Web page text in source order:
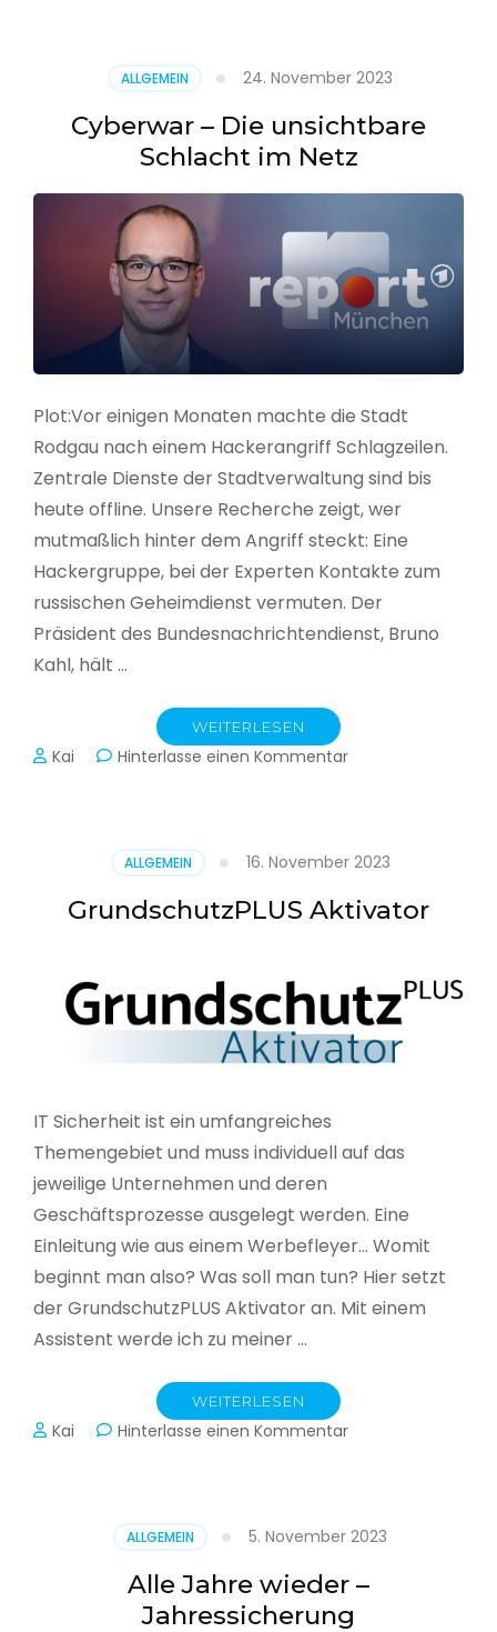
ALLGEMEIN 24. November 2023
Cyberwar – Die unsichtbare
Schlacht im Netz
Plot:Vor einigen Monaten machte die Stadt
Rodgau nach einem Hackerangriff Schlagzeilen.
Zentrale Dienste der Stadtverwaltung sind bis
heute offline. Unsere Recherche zeigt, wer
mutmaßlich hinter dem Angriff steckt: Eine
Hackergruppe, bei der Experten Kontakte zum
russischen Geheimdienst vermuten. Der
Präsident des Bundesnachrichtendienst, Bruno
Kahl, hält …
WEITERLESEN
Kai Hinterlasse einen Kommentarzu
Schlacht
im
Netz
ALLGEMEIN 16. November 2023
GrundschutzPLUS Aktivator
IT Sicherheit ist ein umfangreiches
Themengebiet und muss individuell auf das
jeweilige Unternehmen und deren
Geschäftsprozesse ausgelegt werden. Eine
Einleitung wie aus einem Werbefleyer… Womit
beginnt man also? Was soll man tun? Hier setzt
der GrundschutzPLUS Aktivator an. Mit einem
Assistent werde ich zu meiner …
WEITERLESEN
Kai Hinterlasse einen Kommentarzu
ALLGEMEIN 5. November 2023
Alle Jahre wieder –
Jahressicherung